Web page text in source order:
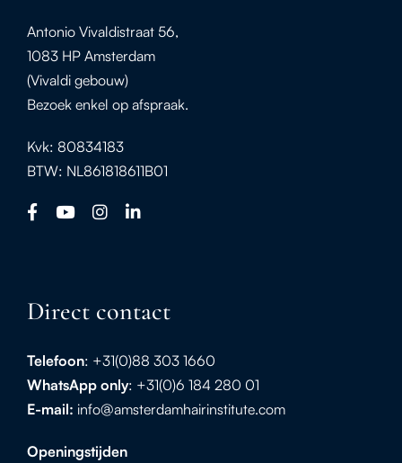
Antonio Vivaldistraat 56,
1083 HP Amsterdam
(Vivaldi gebouw)
Bezoek enkel op afspraak.
Kvk: 80834183
BTW: NL861818611B01
Direct contact
Telefoon: +31(0)88 303 1660
WhatsApp only: +31(0)6 184 280 01
E-mail: info@amsterdamhairinstitute.com
Openingstijden